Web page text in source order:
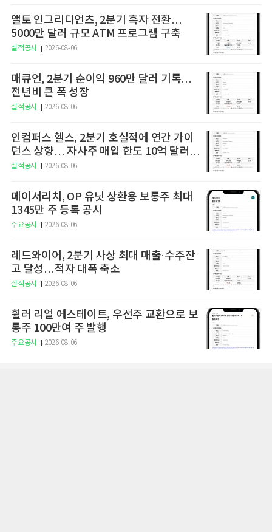
앨토 인그리디언츠, 2분기 흑자 전환…
5000만 달러 규모 ATM 프로그램 구축
실적공시 2026-08-06
매큐언, 2분기 순이익 960만 달러 기록…
전년비 큰 폭 성장
실적공시 2026-08-06
인컴퍼스 헬스, 2분기 호실적에 연간 가이
던스 상향… 자사주 매입 한도 10억 달러로
확대
실적공시 2026-08-06
메이서리치, OP 유닛 상환용 보통주 최대
1345만 주 등록 공시
주요공시 2026-08-06
레드와이어, 2분기 사상 최대 매출·수주잔
고 달성…적자 대폭 축소
실적공시 2026-08-06
휠러 리얼 에스테이트, 우선주 교환으로 보
통주 100만여 주 발행
주요공시 2026-08-06